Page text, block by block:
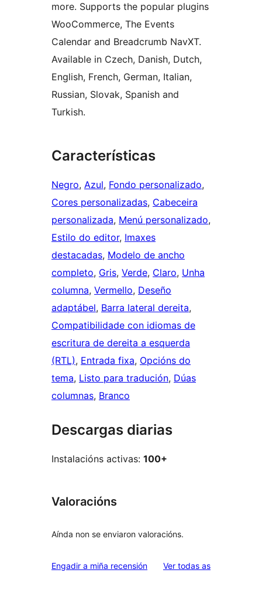
more. Supports the popular plugins
WooCommerce, The Events
Calendar and Breadcrumb NavXT.
Available in Czech, Danish, Dutch,
English, French, German, Italian,
Russian, Slovak, Spanish and
Turkish.
Características
Negro, Azul, Fondo personalizado
Cores personalizadas, Cabeceira
personalizada, Menú personalizado
Estilo do editor, Imaxes
destacadas, Modelo de ancho
completo, Gris, Verde, Claro, Unha
columna, Vermello, Deseño
adaptábel, Barra lateral dereita
Compatibilidade con idiomas de
escritura de dereita a esquerda
(RTL), Entrada fixa, Opcións do
tema, Listo para tradución, Dúas
columnas, Branco
Descargas diarias
Instalacións activas: 100+
Valoracións
Aínda non se enviaron valoracións.
Engadir a miña recensión Ver todas asvaloracións